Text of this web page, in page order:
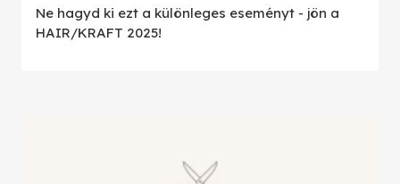
Ne hagyd ki ezt a különleges eseményt - jön a
HAIR/KRAFT 2025!